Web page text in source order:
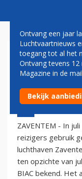
MEER
DANKZIJ
22 augustus 2005 -
ZAVENTEM - In
reizigers gebruik
luchthaven
ten opzichte van
BIAC bekend. Het
Ontvang een jaar
Luchtvaartnieuws
toegang tot al het
Ontvang tevens
Magazine in de
Bekijk